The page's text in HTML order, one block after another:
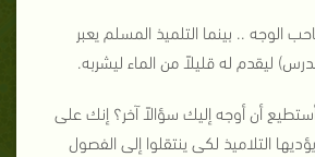
الوجه .. بينما التلميذ المسلم يعبر
ليقدم له قليلاً من الماء ليشربه.
أن أوجه إليك سؤالاً آخر؟ إنك على
التلاميذ لكى ينتقلوا إلى الفصول